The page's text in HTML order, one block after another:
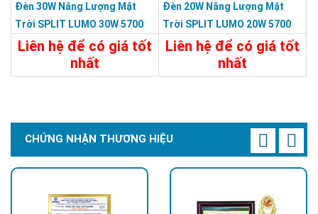
Đèn 30W Năng Lượng Mặt
Trời SPLIT LUMO 30W 5700
Màu Xám KY-FXC-001-C2
Liên hệ để có giá tốt
nhất
Đèn 20W Năng Lượng Mặt
Trời SPLIT LUMO 20W 5700
Màu Xám KY-FXC-001-C1
Liên hệ để có giá tốt
nhất
CHỨNG NHẬN THƯƠNG HIỆU